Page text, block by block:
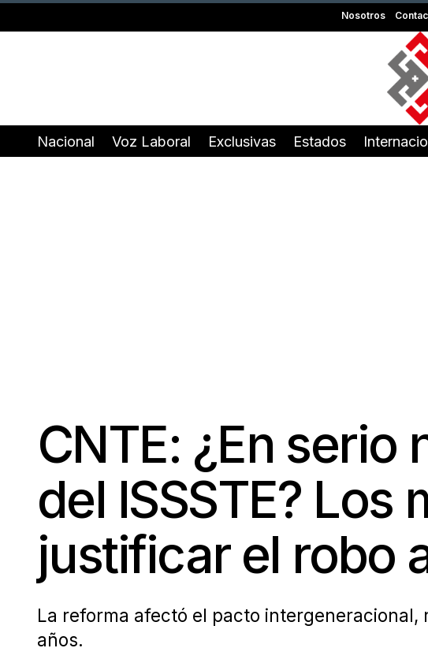
Nosotros
Nacional Voz Laboral Exclusivas Estados
CNTE: ¿En serio
del ISSSTE?
justificar el robo
La reforma afectó el pacto
años.